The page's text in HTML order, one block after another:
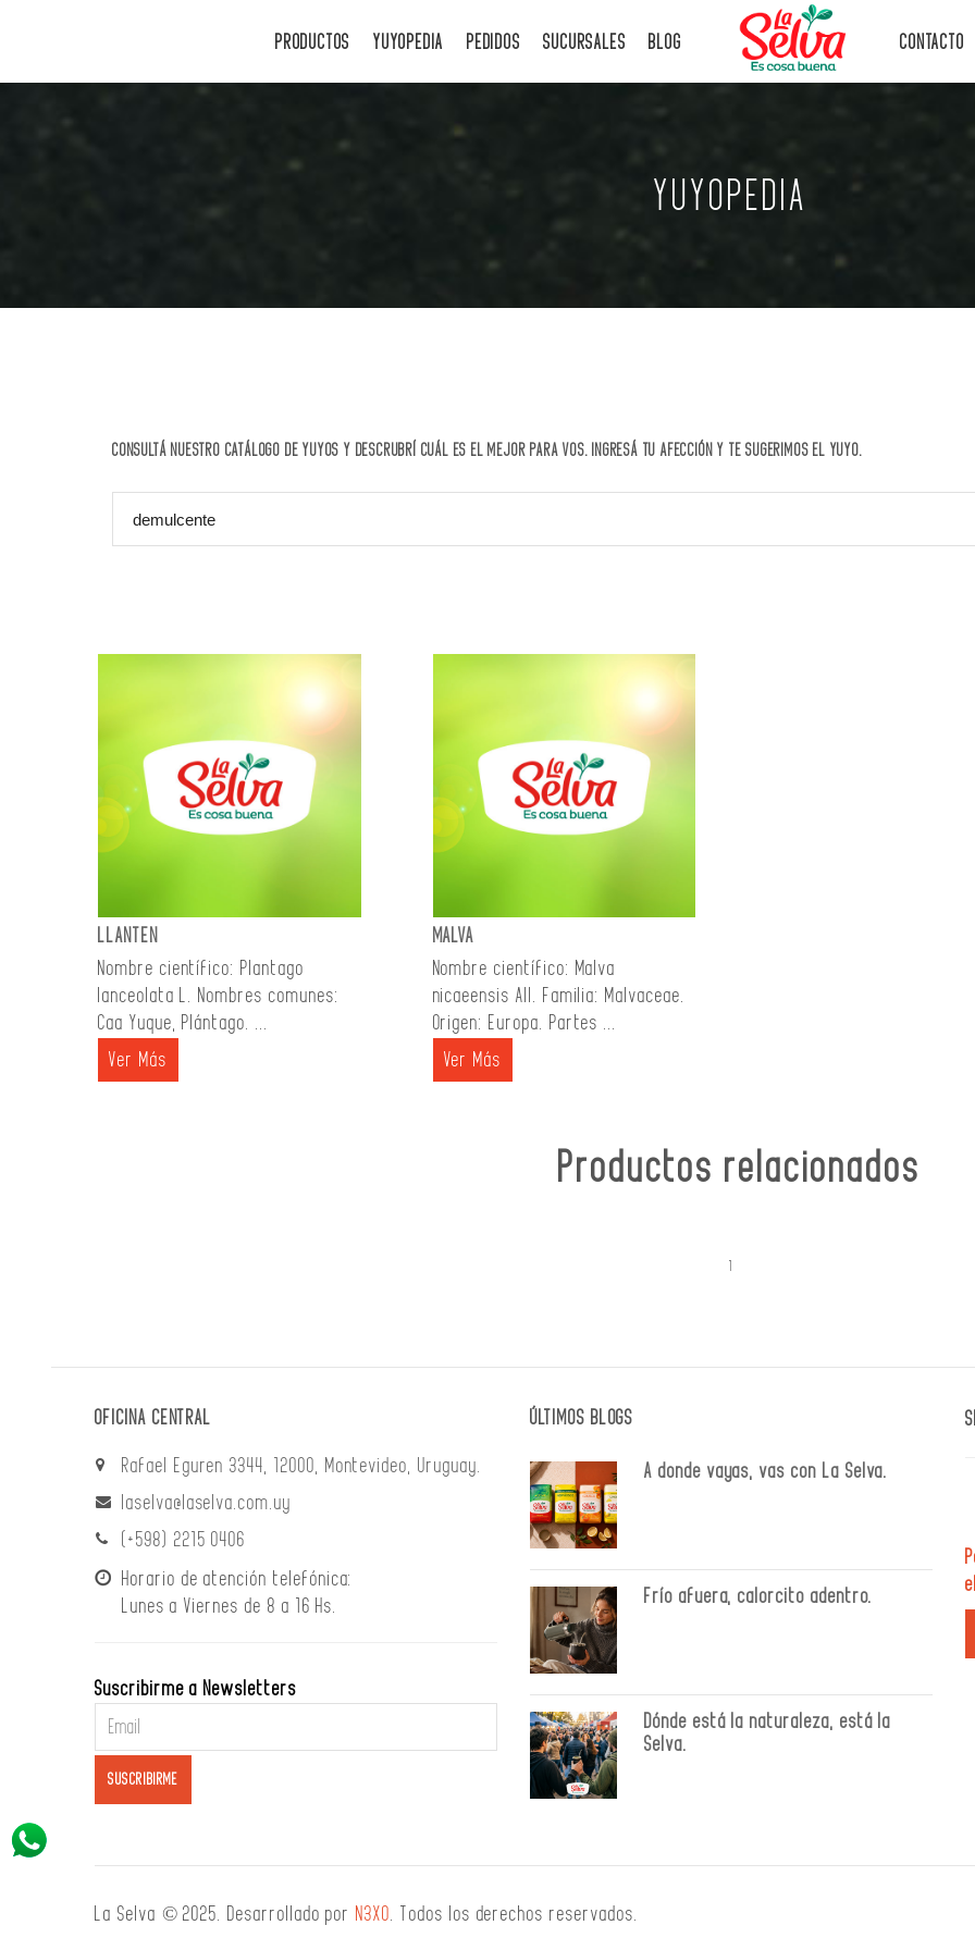
PRODUCTOS YUYOPEDIA PEDIDOS SUCURSALES BLOG CONTACTO
YUYOPEDIA
CONSULTÁ NUESTRO CATÁLOGO DE YUYOS Y DESCRUBRÍ CUÁL ES EL MEJOR PARA VOS. INGRESÁ TU AFECCIÓN Y TE SUGERIMOS EL YUYO.
LLANTEN
Nombre científico: Plantago
lanceolata L. Nombres comunes:
Caa Yuque, Plántago. ...
Ver Más
MALVA
Nombre científico: Malva
nicaeensis All. Familia: Malvaceae.
Origen: Europa. Partes ...
Ver Más
Productos relacionados
OFICINA CENTRAL
Rafael Eguren 3344, 12000, Montevideo, Uruguay.
laselva@laselva.com.uy
(+598) 2215 0406
Horario de atención telefónica:
Lunes a Viernes de 8 a 16 Hs.
Suscribirme a Newsletters
ÚLTIMOS BLOGS
A donde vayas, vas con La Selva.
Frío afuera, calorcito adentro.
Dónde está la naturaleza, está la
Selva.
La Selva © 2025. Desarrollado por N3XO. Todos los derechos reservados.